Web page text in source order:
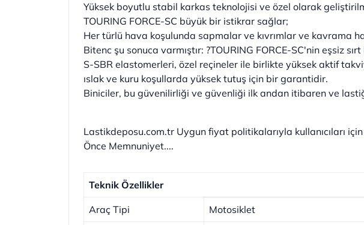
Yüksek boyutlu stabil karkas teknolojisi ve özel olarak
TOURING FORCE-SC büyük bir istikrar sağlar;
Her türlü hava koşulunda sapmalar ve kıvrımlar ve kavrama
Bitenc şu sonuca varmıştır: ?TOURING FORCE-SC'nin eşsiz
S-SBR elastomerleri, özel reçineler ile birlikte yüksek aktif
ıslak ve kuru koşullarda yüksek tutuş için bir garantidir.
Biniciler, bu güvenilirliği ve güvenliği ilk andan itibaren ve
Lastikdeposu.com.tr Uygun fiyat politikalarıyla kullanıcıları
Önce Memnuniyet....
Teknik Özellikler
Araç Tipi Motosiklet